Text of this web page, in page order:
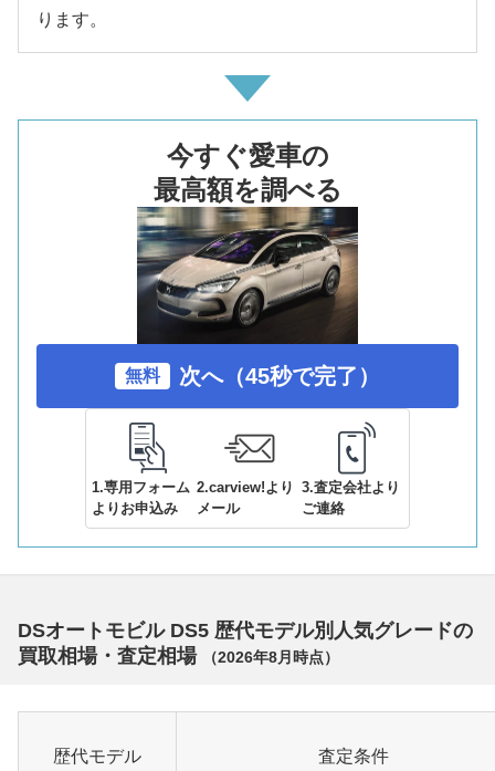
ります。
今すぐ愛車の
最高額を調べる
無料 次へ（45秒で完了）
1.専用フォーム
よりお申込み
2.carview!より
メール
3.査定会社より
ご連絡
DSオートモビル DS5 歴代モデル別人気グレードの
買取相場・査定相場
（2026年8月 時点）
歴代モデル 査定条件